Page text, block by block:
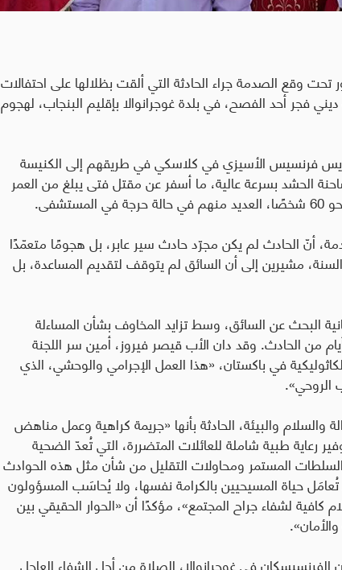
تحت وقع الصدمة جراء الحادثة التي ألقت بظلالها على احتفالات
تعرّض موكب ديني فجر أحد الفصح، في بلدة غوجرانوالا بإقليم البنجاب، لهجوم
من أبناء رعية القديس فرنسيس الأسيزي في كلاسكي في طريقهم إلى الكنيسة
الحشد بسرعة عالية، ما أسفر عن مقتل فتى يبلغ من العمر
.
أنّ الحادث لم يكن مجرّد حادث سير عابر، بل هجومًا متعمّدًا
مشيرين إلى أن السائق لم يتوقف لتقديم المساعدة، بل
البحث عن السائق، وسط تزايد المخاوف بشأن المساءلة
من الحادث. وقد دان الأب قيصر فيروز، أمين سر اللجنة
في باكستان، «هذا العمل الإجرامي والوحشي، الذي
الروحي».
والبيئة، الحادثة بأنها «جريمة كراهية وعمل مناهض
رعاية طبية شاملة للعائلات المتضررة، التي تُعدّ الضحية
المستمر ومحاولات التقليل من شأن مثل هذه الحوادث
حياة المسيحيين بالكرامة نفسها، ولا يُحاسَب المسؤولون
كافية لشفاء جراح المجتمع»، مؤكدًا أن «الحوار الحقيقي بين
في غوجرانوالا، الصلاة من أجل الشفاء العاجل